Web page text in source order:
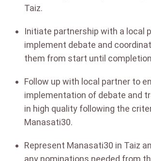
Taiz.
Initiate partnership with a local
implement debate and
them from start until
Follow up with local partner to
implementation of debate and
in high quality following the
Manasati30.
Represent Manasati30 in Taiz
any nominations needed from